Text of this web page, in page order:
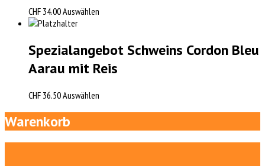
CHF 34.00Auswählen
Spezialangebot Schweins Cordon Bleu
Aarau mit Reis
CHF 36.50Auswählen
Warenkorb